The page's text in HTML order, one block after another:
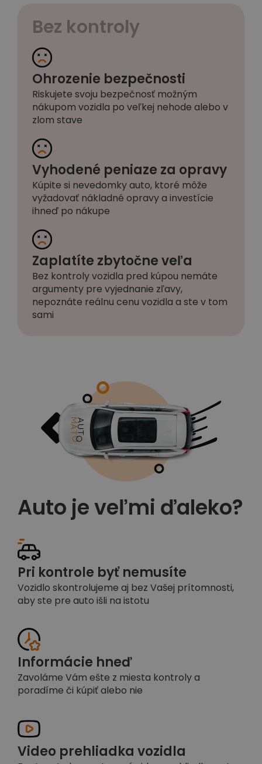
Bez kontroly
Ohrozenie bezpečnosti
Riskujete svoju bezpečnosť možným
nákupom vozidla po veľkej nehode alebo v
zlom stave
Vyhodené peniaze za opravy
Kúpite si nevedomky auto, ktoré môže
vyžadovať nákladné opravy a investície
ihneď po nákupe
Zaplatíte zbytočne veľa
Bez kontroly vozidla pred kúpou nemáte
argumenty pre vyjednanie zľavy,
nepoznáte reálnu cenu vozidla a ste v tom
sami
Auto je veľmi ďaleko?
Pri kontrole byť nemusíte
Vozidlo skontrolujeme aj bez Vašej prítomnosti,
aby ste pre auto išli na istotu
Informácie hneď
Zavoláme Vám ešte z miesta kontroly a
poradíme či kúpiť alebo nie
Video prehliadka vozidla